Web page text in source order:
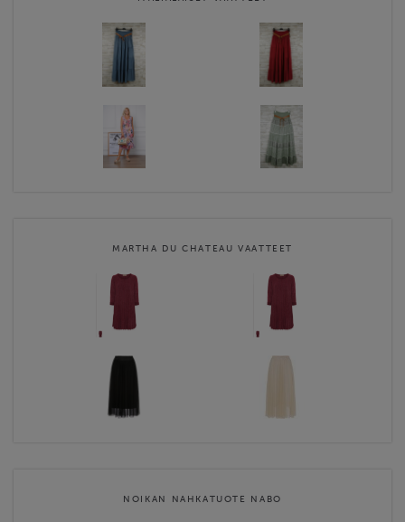
MARTHA DU CHATEAU VAATTEET
NOIKAN NAHKATUOTE NABO